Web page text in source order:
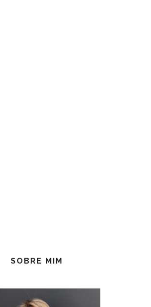
SOBRE MIM